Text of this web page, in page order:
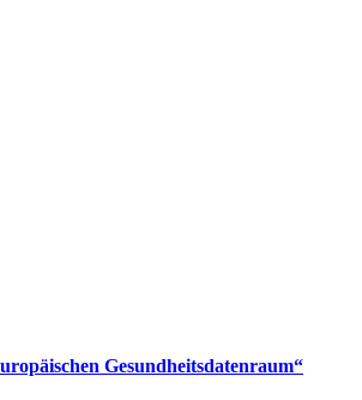
Gesundheitsdatenraum“